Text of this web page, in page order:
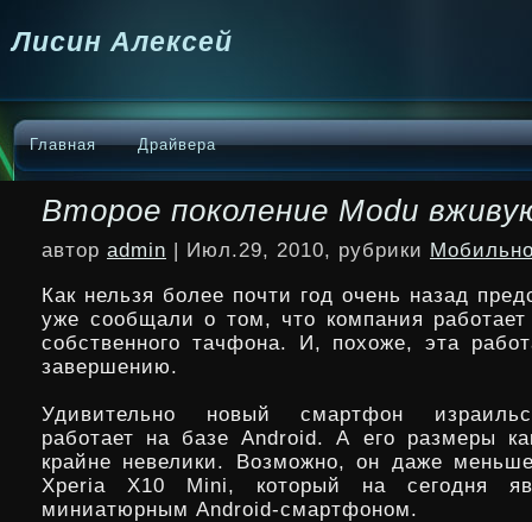
Лисин Алексей
Главная Драйвера
Второе поколение Modu
автор admin | Июл.29, 2010, рубрики
Как нельзя более почти год очень назад
уже сообщали о том, что компания
собственного тачфона. И, похоже, эта
завершению.
Удивительно новый смартфон
работает на базе Android. А его размеры
крайне невелики. Возможно, он даже
Xperia X10 Mini, который на сегодня
миниатюрным Android-смартфоном.